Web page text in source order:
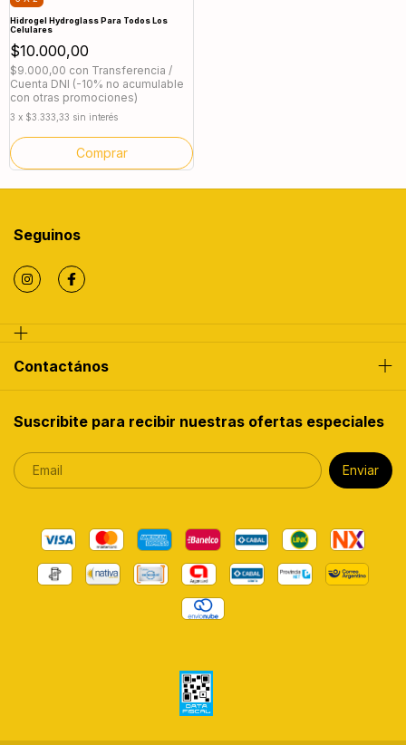
Hidrogel Hydroglass Para Todos Los
Celulares
$10.000,00
$9.000,00 con Transferencia /
Cuenta DNI (-10% no acumulable
con otras promociones)
3 x $3.333,33 sin interés
Seguinos
Contactános
Suscribite para recibir nuestras ofertas especiales